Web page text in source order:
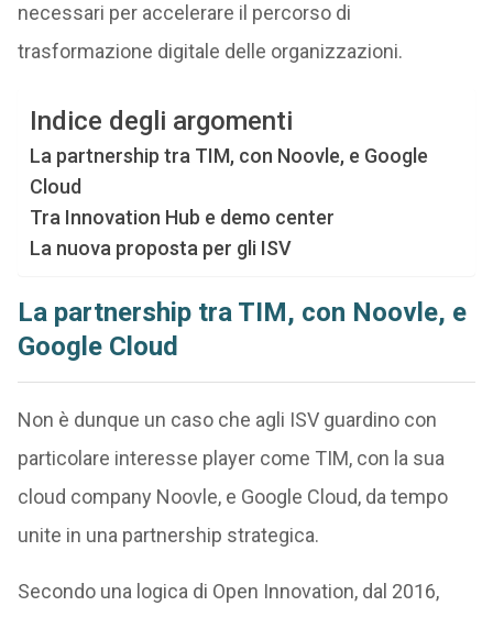
necessari per accelerare il percorso di
trasformazione digitale delle organizzazioni.
Indice degli argomenti
La partnership tra TIM, con Noovle, e Google
Cloud
Tra Innovation Hub e demo center
La nuova proposta per gli ISV
La partnership tra TIM, con Noovle, e
Google Cloud
Non è dunque un caso che agli ISV guardino con
particolare interesse player come TIM, con la sua
cloud company Noovle, e Google Cloud, da tempo
unite in una partnership strategica.
Secondo una logica di Open Innovation, dal 2016,